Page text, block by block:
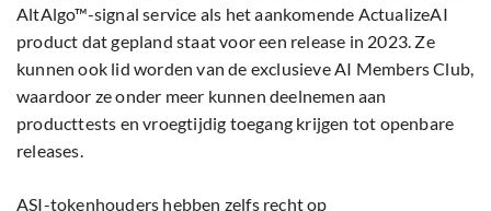
AltAlgo™-signal service als het aankomende ActualizeAI
product dat gepland staat voor een release in 2023. Ze
kunnen ook lid worden van de exclusieve AI Members Club,
waardoor ze onder meer kunnen deelnemen aan
producttests en vroegtijdig toegang krijgen tot openbare
releases.
ASI-tokenhouders hebben zelfs recht op